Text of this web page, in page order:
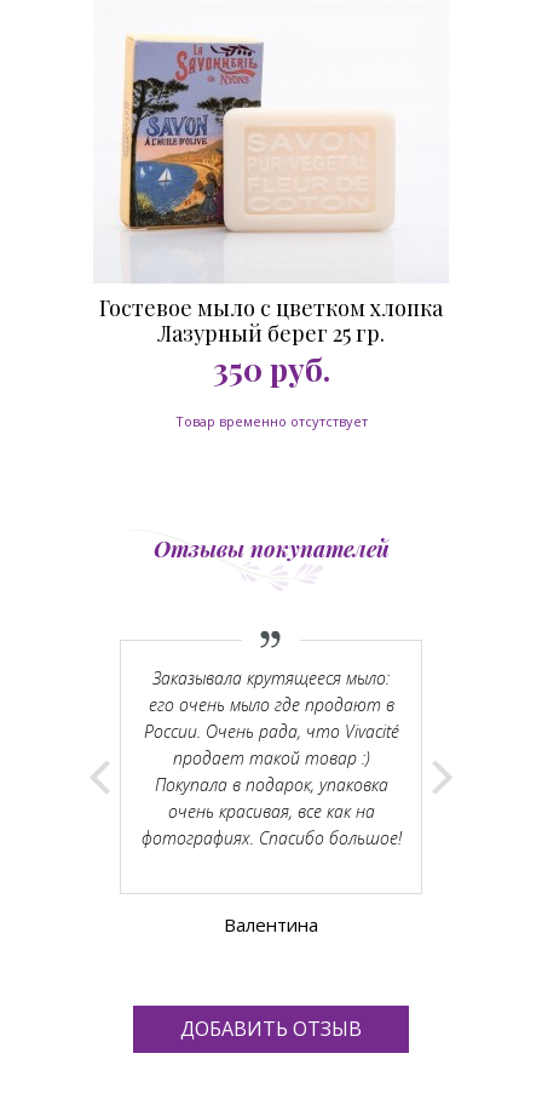
Гостевое мыло с цветком хлопка
Лазурный берег 25 гр.
350 руб.
Товар временно отсутствует
Отзывы покупателей
Заказывала крутящееся мыло:
его очень мыло где продают в
России. Очень рада, что Vivacité
продает такой товар :)
Покупала в подарок, упаковка
очень красивая, все как на
фотографиях. Спасибо большое!
Валентина
ДОБАВИТЬ ОТЗЫВ